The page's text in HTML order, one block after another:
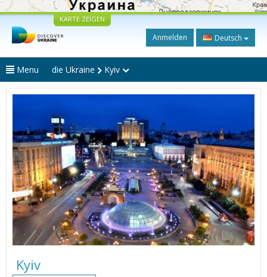
KARTE ZEIGEN
Anmelden Deutsch
Menu die Ukraine Kyiv
Kyiv